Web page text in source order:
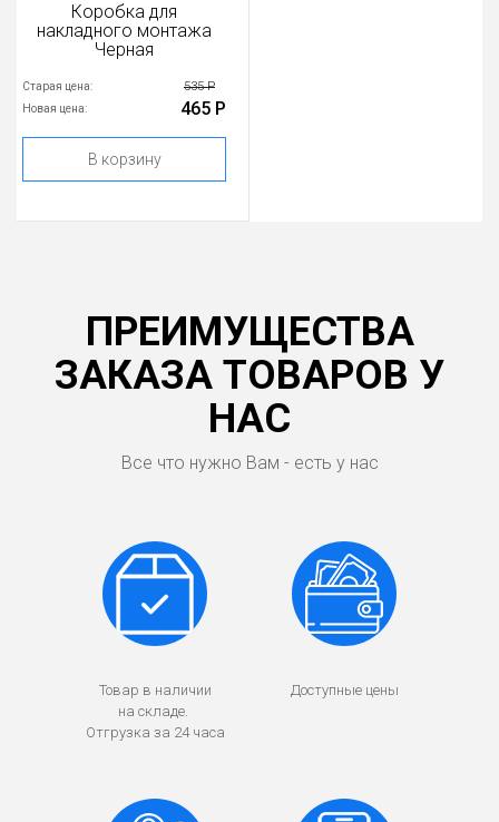
Коробка для
накладного монтажа
Черная
Старая цена: 535 Р
Новая цена: 465 Р
В корзину
ПРЕИМУЩЕСТВА
ЗАКАЗА ТОВАРОВ У
НАС
Все что нужно Вам - есть у нас
Товар в наличии
на складе.
Отгрузка за 24 часа
Доступные цены